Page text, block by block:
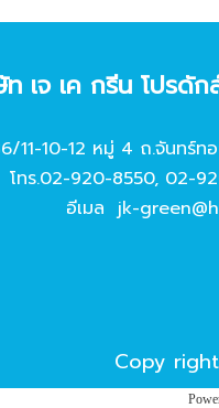
ท เจ เค กรีน โปรดั
11-10-12 หมู่ 4 ถ.จันทร์ท
โทร.02-920-8550, 02-
อีเมล jk-
Copy